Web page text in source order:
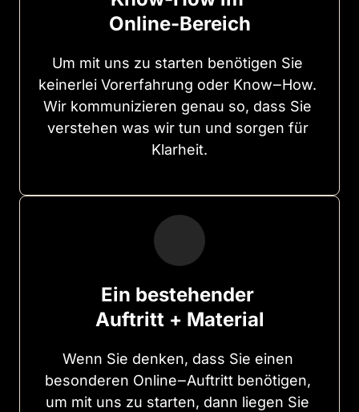
Online-Bereich
Um mit uns zu starten benötigen
keinerlei Vorerfahrung oder Know‒
Wir kommunizieren genau so, dass
verstehen was wir tun und sorgen
für
Klarheit.
Ein bestehender
Auftritt + Material
Wenn Sie denken, dass Sie
besonderen Online‒Auftritt
um mit uns zu starten, dann liegen